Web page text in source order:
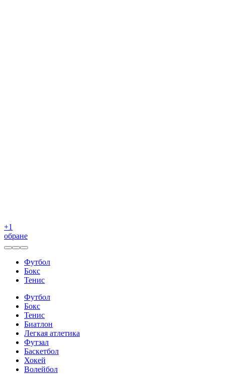
+1
обране
Футбол
Бокс
Тенис
Футбол
Бокс
Тенис
Биатлон
Легкая атлетика
Футзал
Баскетбол
Хокей
Волейбол